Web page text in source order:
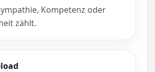
Kompetenz oder
zählt.